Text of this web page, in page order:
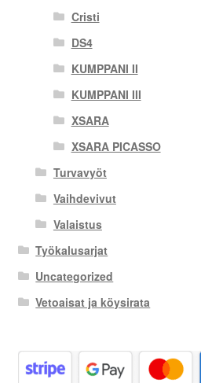
Cristi
DS4
KUMPPANI II
KUMPPANI III
XSARA
XSARA PICASSO
Turvavyöt
Vaihdevivut
Valaistus
Työkalusarjat
Uncategorized
Vetoaisat ja köysirata